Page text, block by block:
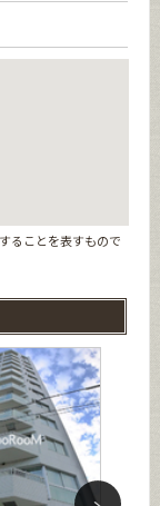
ることを表すもので